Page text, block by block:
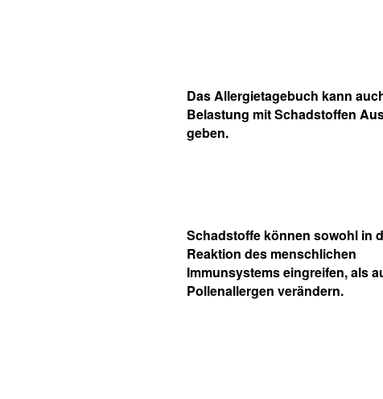
Das Allergietagebuch kann
Belastung mit Schadstoffen
geben.
Schadstoffe können sowohl in
Reaktion des menschlichen
Immunsystems eingreifen, als
Pollenallergen verändern.